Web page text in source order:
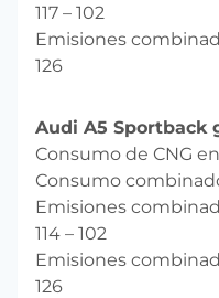
117 – 102
Emisiones
126
Audi A5 Sportback
Consumo de CNG
Consumo
Emisiones
114 – 102
Emisiones
126